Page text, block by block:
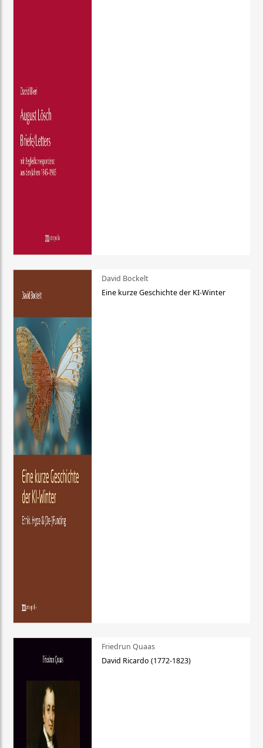
David Bockelt
Eine kurze Geschichte der KI-Winter
Friedrun Quaas
David Ricardo (1772-1823)